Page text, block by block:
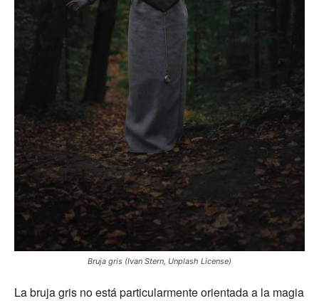
Bruja gris (Ivan Stern, Unplash License)
La bruja gris no está particularmente orientada a la magia